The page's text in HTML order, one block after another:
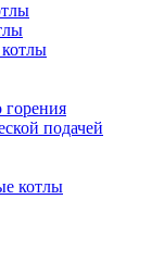
горения
подачей
котлы